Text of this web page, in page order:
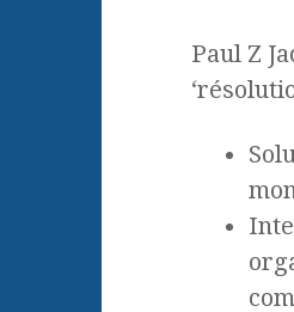
Paul Z